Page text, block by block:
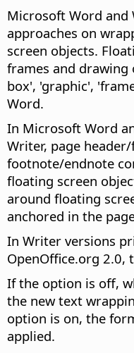
Microsoft Word
approaches on
screen objects.
frames and
box', 'graphic',
Word.
In Microsoft Word
Writer, page
footnote/endnote
floating screen
around floating
anchored in the
In Writer versions
OpenOffice.org 2.0,
If the option is off,
the new text
option is on, the
applied.